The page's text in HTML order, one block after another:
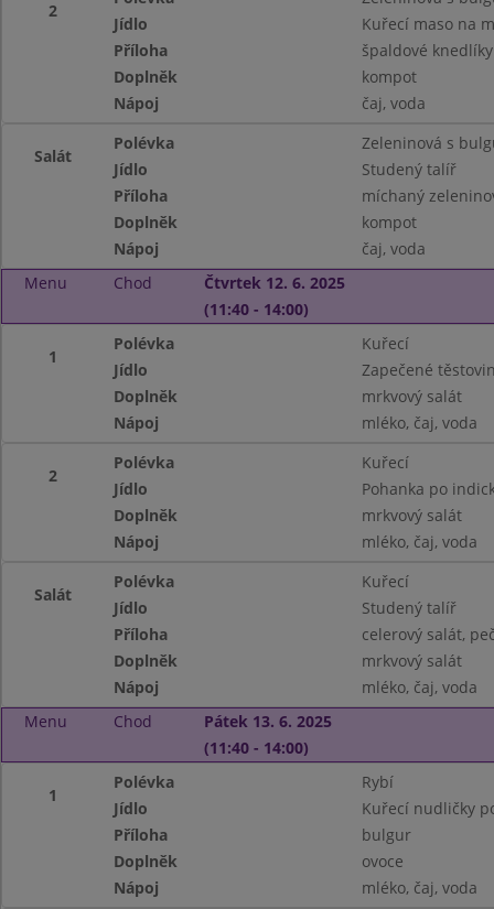
2
Jídlo
Kuřecí maso na
Příloha
špaldové knedlíky
Doplněk
kompot
Nápoj
čaj, voda
Salát
Polévka
Zeleninová s
Jídlo
Studený talíř
Příloha
míchaný
Doplněk
kompot
Nápoj
čaj, voda
Menu
Chod
Čtvrtek 12. 6. 2025
(11:40 - 14:00)
1
Polévka
Kuřecí
Jídlo
Zapečené
Doplněk
mrkvový salát
Nápoj
mléko, čaj, voda
2
Polévka
Kuřecí
Jídlo
Pohanka po
Doplněk
mrkvový salát
Nápoj
mléko, čaj, voda
Salát
Polévka
Kuřecí
Jídlo
Studený talíř
Příloha
celerový salát,
Doplněk
mrkvový salát
Nápoj
mléko, čaj, voda
Menu
Chod
Pátek 13. 6. 2025
(11:40 - 14:00)
1
Polévka
Rybí
Jídlo
Kuřecí nudličky
Příloha
bulgur
Doplněk
ovoce
Nápoj
mléko, čaj, voda